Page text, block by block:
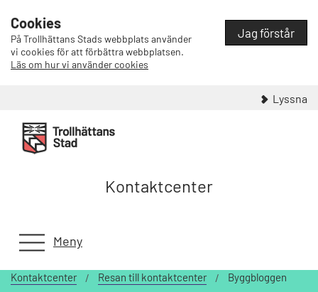
Cookies
På Trollhättans Stads webbplats använder
vi cookies för att förbättra webbplatsen.
Läs om hur vi använder cookies
Jag förstår
Lyssna
Kontaktcenter
Meny
Kontaktcenter Resan till kontaktcenter Byggbloggen